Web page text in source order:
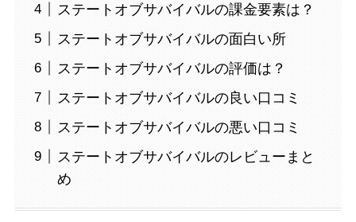
ステートオブサバイバルの課金要素は？
ステートオブサバイバルの面白い所
ステートオブサバイバルの評価は？
ステートオブサバイバルの良い口コミ
ステートオブサバイバルの悪い口コミ
ステートオブサバイバルのレビューまと
め